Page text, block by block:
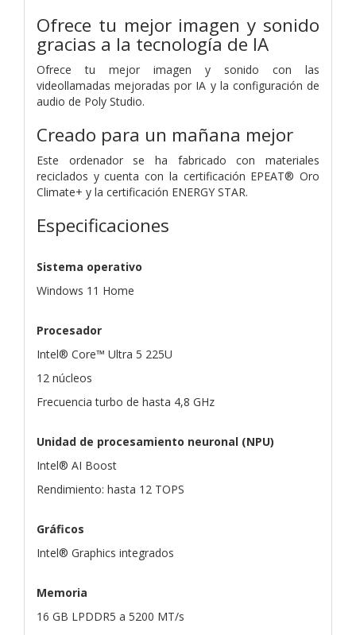
Ofrece tu mejor imagen y sonido
gracias a la tecnología de IA
Ofrece tu mejor imagen y sonido con las
videollamadas mejoradas por IA y la configuración de
audio de Poly Studio.
Creado para un mañana mejor
Este ordenador se ha fabricado con materiales
reciclados y cuenta con la certificación EPEAT® Oro
Climate+ y la certificación ENERGY STAR.
Especificaciones
Sistema operativo
Windows 11 Home
Procesador
Intel® Core™ Ultra 5 225U
12 núcleos
Frecuencia turbo de hasta 4,8 GHz
Unidad de procesamiento neuronal (NPU)
Intel® AI Boost
Rendimiento: hasta 12 TOPS
Gráficos
Intel® Graphics integrados
Memoria
16 GB LPDDR5 a 5200 MT/s